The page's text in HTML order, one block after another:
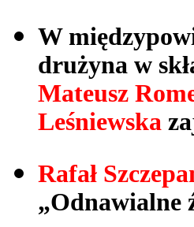
W
drużyna w
Mateusz
Leśniewska
Rafał
„Odnawialne